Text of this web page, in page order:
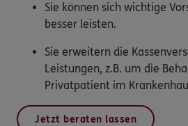
Sie können sich wichtige
besser leisten.
Sie erweitern die
Leistungen, z.B. um die
Privatpatient im
Jetzt beraten lassen